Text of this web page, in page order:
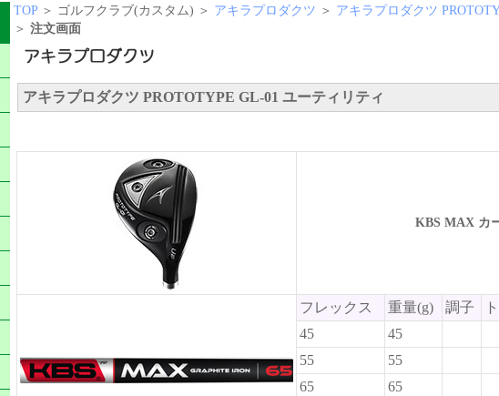
TOP ＞ ゴルフクラブ(カスタム) ＞ アキラプロダクツ ＞ アキラプロダクツ
＞ 注文画面
アキラプロダクツ PROTOTYPE GL-01 ユーティリティ
KBS MAX カ
フレックス 重量(g) 調子
45
45
55
55
65
65